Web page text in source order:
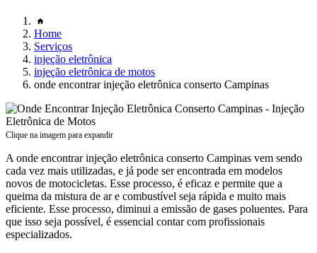
Home
Serviços
injeção eletrônica
injeção eletrônica de motos
onde encontrar injeção eletrônica conserto Campinas
Clique na imagem para expandir
A onde encontrar injeção eletrônica conserto Campinas vem sendo
cada vez mais utilizadas, e já pode ser encontrada em modelos
novos de motocicletas. Esse processo, é eficaz e permite que a
queima da mistura de ar e combustível seja rápida e muito mais
eficiente. Esse processo, diminui a emissão de gases poluentes. Para
que isso seja possível, é essencial contar com profissionais
especializados.